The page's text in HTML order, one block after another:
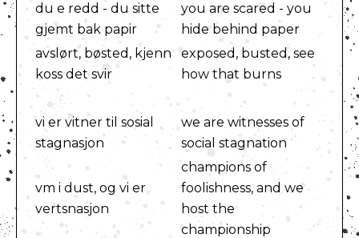
du e redd - du sitte
gjemt bak papir
you are scared - you
hide behind paper
avslørt, bøsted, kjenn
koss det svir
exposed, busted, see
how that burns
vi er vitner til sosial
stagnasjon
we are witnesses of
social stagnation
vm i dust, og vi er
vertsnasjon
champions of
foolishness, and we
host the
championship